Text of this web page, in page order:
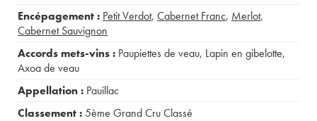
Encépagement : Petit Verdot, Cabernet Franc, Merlot,
Cabernet Sauvignon
Accords mets-vins : Paupiettes de veau, Lapin en gibelotte,
Axoa de veau
Appellation : Pauillac
Classement :5ème Grand Cru Classé